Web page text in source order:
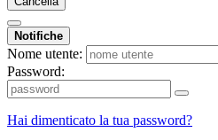
Notifiche
Nome utente:
Password:
Hai dimenticato la tua password?